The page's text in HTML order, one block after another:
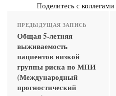
Поделитесь с
ПРЕДЫДУЩАЯ ЗАПИСЬ
Общая 5-летняя
выживаемость
пациентов низкой
группы риска по МПИ
(Международный
прогностический